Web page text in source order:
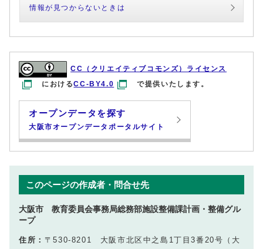
情報が見つからないときは
CC（クリエイティブコモンズ）ライセンス
におけるCC-BY4.0 で提供いたします。
オープンデータを探す
大阪市オープンデータポータルサイト
このページの作成者・問合せ先
大阪市 教育委員会事務局総務部施設整備課計画・整備グル
ープ
住所： 〒530-8201 大阪市北区中之島1丁目3番20号（大